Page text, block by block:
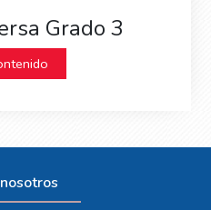
Grado 3